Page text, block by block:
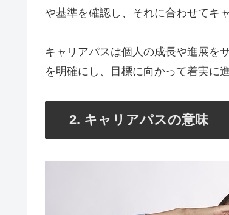
や基準を確認し、それに合わせてキ
キャリアパスは個人の成長や進展を
を明確にし、目標に向かって着実に
2. キャリアパスの意味